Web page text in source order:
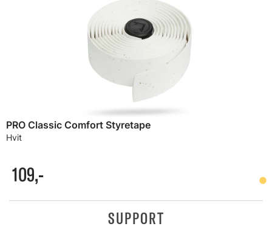
PRO Classic Comfort Styretape
Hvit
109,-
SUPPORT